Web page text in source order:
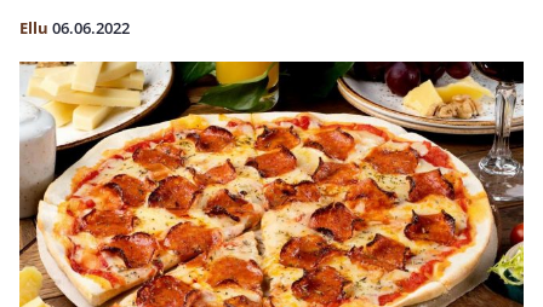
Ellu 06.06.2022